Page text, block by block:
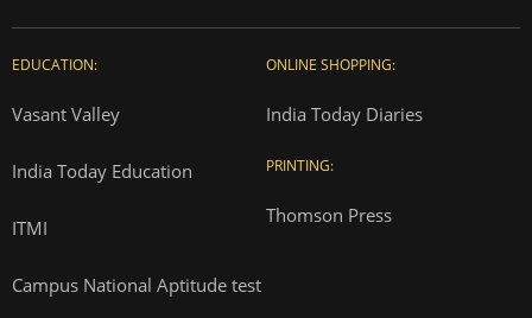
EDUCATION:
Vasant Valley
India Today Education
ITMI
Campus National Aptitude test
ONLINE SHOPPING:
India Today Diaries
PRINTING:
Thomson Press